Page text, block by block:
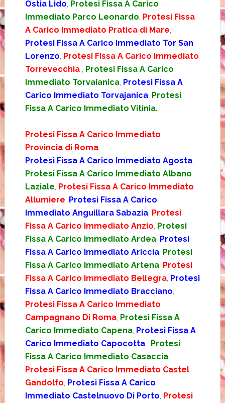
Ostia Lido Protesi Fissa A Carico
Immediato Parco Leonardo Protesi Fissa
A Carico Immediato Pratica di Mare
Protesi Fissa A Carico Immediato Tor San
Lorenzo Protesi Fissa A Carico Immediato
Torrevecchia
Protesi Fissa A Carico
Immediato Torvaianica, Protesi Fissa A
Carico Immediato Torvajanica, Protesi
Fissa A Carico Immediato Vitinia.
Protesi Fissa A Carico Immediato
Provincia di Roma
Protesi Fissa A Carico Immediato Agosta,
Protesi Fissa A Carico Immediato Albano
Laziale Protesi Fissa A Carico Immediato
Allumiere Protesi Fissa A Carico
Immediato Anguillara Sabazia, Protesi
Fissa A Carico Immediato Anzio Protesi
Fissa A Carico Immediato Ardea, Protesi
Fissa A Carico Immediato Ariccia, Protesi
Fissa A Carico Immediato Artena, Protesi
Fissa A Carico Immediato Bellegra, Protesi
Fissa A Carico Immediato Bracciano
Protesi Fissa A Carico Immediato
Campagnano Di Roma, Protesi Fissa A
Carico Immediato Capena, Protesi Fissa A
Carico Immediato Capocotta
Protesi
Fissa A Carico Immediato Casaccia
Protesi Fissa A Carico Immediato Castel
Gandolfo Protesi Fissa A Carico
Immediato Castelnuovo Di Porto Protesi